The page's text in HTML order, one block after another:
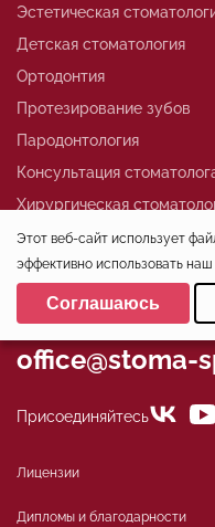
Эстетическая
Детская стоматология
Ортодонтия
Протезирование зубов
Пародонтология
Консультация
Хирургическая
Лечение зубов
+7 (812)324-
office@stoma-
Присоединяйтесь
Лицензии
Дипломы и благодарности
Этот веб-сайт использует
эффективно использовать наш
Выберите настройки
Минимальные
Аналитические/
Соглашаюсь